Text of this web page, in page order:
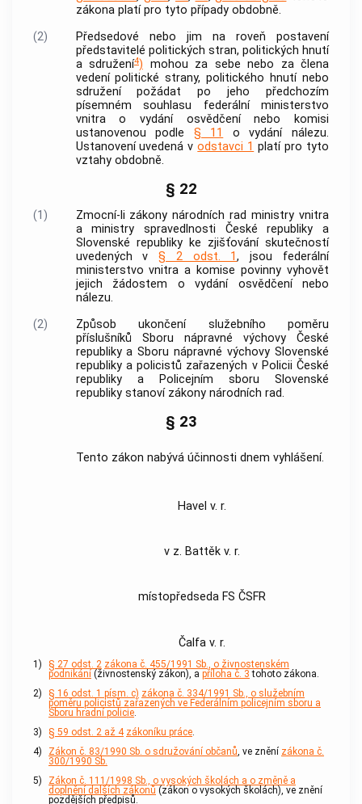
zákona platí pro tyto případy obdobně.
(2)
Předsedové nebo jim na roveň postavení
představitelé politických stran, politických hnutí
a sdružení4) mohou za sebe nebo za člena
vedení politické strany, politického hnutí nebo
sdružení požádat po jeho předchozím
písemném souhlasu federální ministerstvo
vnitra o vydání osvědčení nebo komisi
ustanovenou podle § 11
o vydání nálezu.
Ustanovení uvedená vodstavci 1 platí pro tyto
vztahy obdobně.
§ 22
(1)
Zmocní-li zákony národních rad ministry vnitra
a ministry spravedlnosti České republiky a
Slovenské republiky ke zjišťování skutečností
uvedených v§ 2 odst. 1, jsou federální
ministerstvo vnitra a komise povinny vyhovět
jejich žádostem o vydání osvědčení nebo
nálezu.
(2)
Způsob ukončení služebního poměru
příslušníků Sboru nápravné výchovy České
republiky a Sboru nápravné výchovy Slovenské
republiky a policistů zařazených v Policii České
republiky a Policejním sboru Slovenské
republiky stanoví zákony národních rad.
§ 23
Tento zákon nabývá účinnosti dnem vyhlášení.
Havel v. r.
v z. Battěk v. r.
místopředseda FS ČSFR
Čalfa v. r.
1) § 27 odst. 2 zákona č. 455/1991 Sb., o živnostenském
podnikání (živnostenský zákon), a příloha č. 3 tohoto zákona.
2)
§ 16 odst. 1 písm. c) zákona č. 334/1991 Sb., o služebním
poměru policistů zařazených ve Federálním policejním sboru a
Sboru hradní policie
3)
§ 59 odst. 2 až 4 zákoníku práce
4)
Zákon č. 83/1990 Sb. o sdružování občanů , ve znění zákona č.
300/1990 Sb.
5)
Zákon č. 111/1998 Sb., o vysokých školách a o změně a
doplnění dalších zákonů (zákon o vysokých školách), ve znění
pozdějších předpisů.